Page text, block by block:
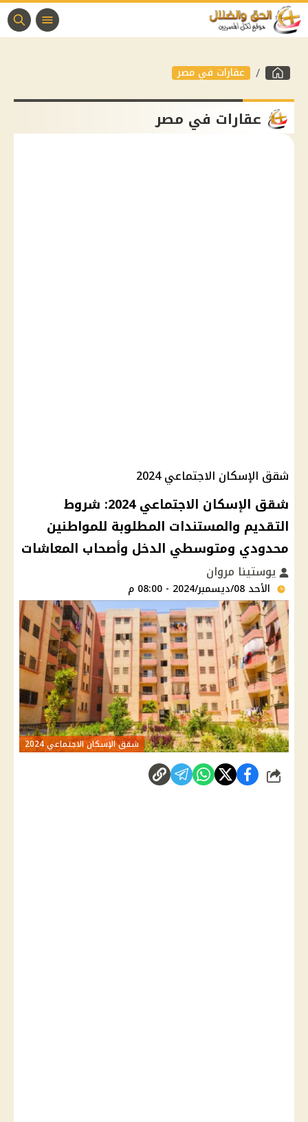
عقارات في مصر
عقارات في مصر
شقق الإسكان الاجتماعي 2024
شقق الإسكان الاجتماعي 2024: شروط
التقديم والمستندات المطلوبة للمواطنين
محدودي ومتوسطي الدخل وأصحاب المعاشات
يوستينا مروان
الأحد 08/ديسمبر/2024 - 08:00 م
شقق الإسكان الاجتماعي 2024
شارك